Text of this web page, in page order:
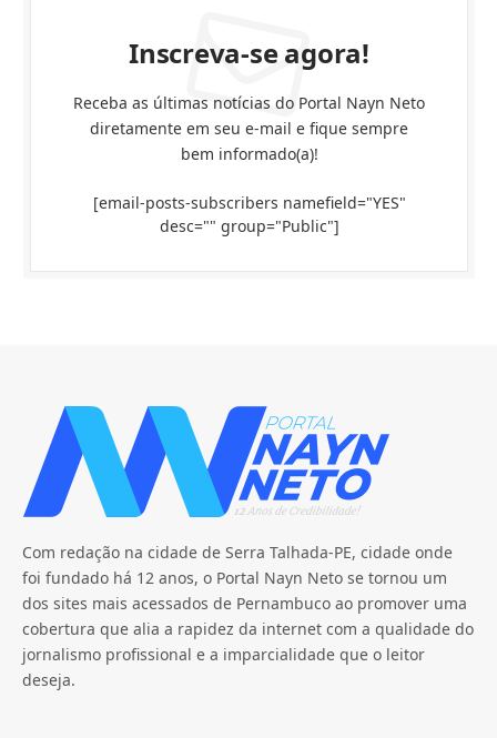
Inscreva-se agora!
Receba as últimas notícias do Portal Nayn Neto
diretamente em seu e-mail e fique sempre
bem informado(a)!
[email-posts-subscribers namefield="YES"
desc="" group="Public"]
Com redação na cidade de Serra Talhada-PE, cidade onde
foi fundado há 12 anos, o Portal Nayn Neto se tornou um
dos sites mais acessados de Pernambuco ao promover uma
cobertura que alia a rapidez da internet com a qualidade do
jornalismo profissional e a imparcialidade que o leitor
deseja.